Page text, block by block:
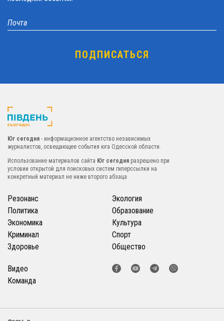
Юг сегодня - информационное агентство независимых
журналистов, освещающее события юга Одесской области.
Использование материалов сайта Юг сегодня разрешено при
условии открытой для поисковых систем гиперссылки на
конкретный материал не ниже второго абзаца
Резонанс
Политика
Экономика
Криминал
Здоровье
Экология
Образование
Культура
Спорт
Общество
Видео
Команда